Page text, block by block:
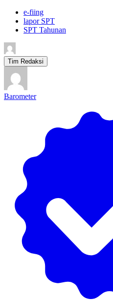
e-fiing
lapor SPT
SPT Tahunan
Tim Redaksi
Barometer